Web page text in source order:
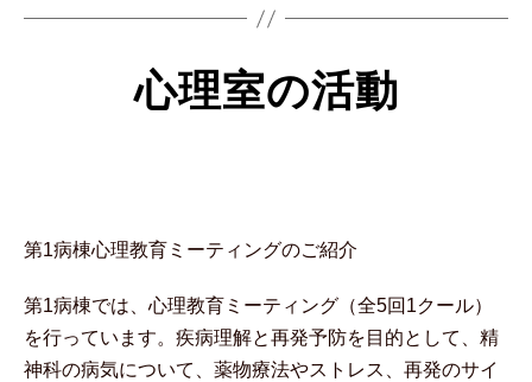
心理室の活動
第1病棟心理教育ミーティングのご紹介
第1病棟では、心理教育ミーティング（全5回1クール）
を行っています。疾病理解と再発予防を目的として、精
神科の病気について、薬物療法やストレス、再発のサイ